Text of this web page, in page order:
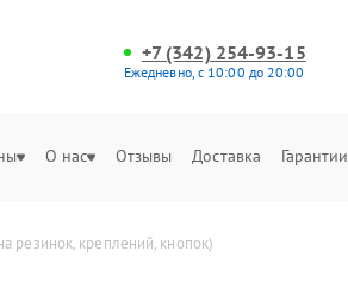
+7 (342) 254-93-15
Ежедневно, с 10:00 до 20:00
О нас Отзывы Доставка Гарантии
резинок, креплений, кнопок)